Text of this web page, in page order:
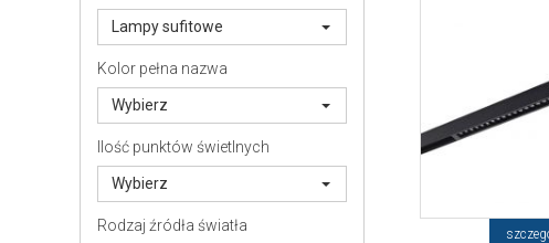
Lampy sufitowe
Kolor pełna nazwa
Wybierz
Ilość punktów świetlnych
Wybierz
Rodzaj źródła światła